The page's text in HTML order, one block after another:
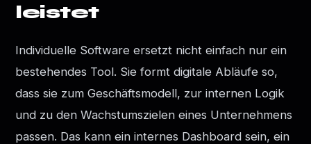
leistet
Individuelle Software ersetzt nicht einfach nur ein
bestehendes Tool. Sie formt digitale Abläufe so,
dass sie zum Geschäftsmodell, zur internen Logik
und zu den Wachstumszielen eines Unternehmens
passen. Das kann ein internes Dashboard sein, ein